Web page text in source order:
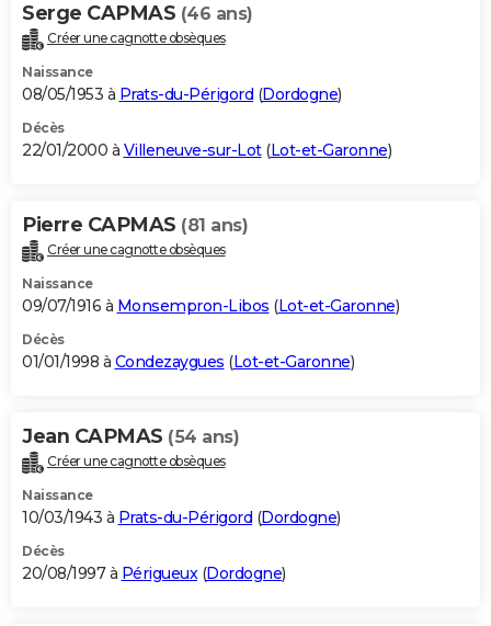
Serge CAPMAS (46 ans)
Créer une cagnotte obsèques
Naissance
08/05/1953 à Prats-du-Périgord (Dordogne)
Décès
22/01/2000 à Villeneuve-sur-Lot(Lot-et-Garonne)
Pierre CAPMAS (81 ans)
Créer une cagnotte obsèques
Naissance
09/07/1916 à Monsempron-Libos (Lot-et-Garonne)
Décès
01/01/1998 à Condezaygues (Lot-et-Garonne)
Jean CAPMAS (54 ans)
Créer une cagnotte obsèques
Naissance
10/03/1943 à Prats-du-Périgord (Dordogne)
Décès
20/08/1997 à Périgueux(Dordogne)